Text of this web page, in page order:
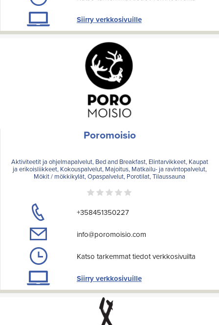
Siirry verkkosivuille
Poromoisio
Aktiviteetit ja ohjelmapalvelut, Bed and Breakfast, Elintarvikkeet, Kaupat
ja erikoisliikkeet, Kokouspalvelut, Majoitus, Matkailu- ja ravintopalvelut,
Mökit / mökkikylät, Opaspalvelut, Porotilat, Tilaussauna
+358451350227
info@poromoisio.com
Katso tarkemmat tiedot verkkosivuilta
Siirry verkkosivuille